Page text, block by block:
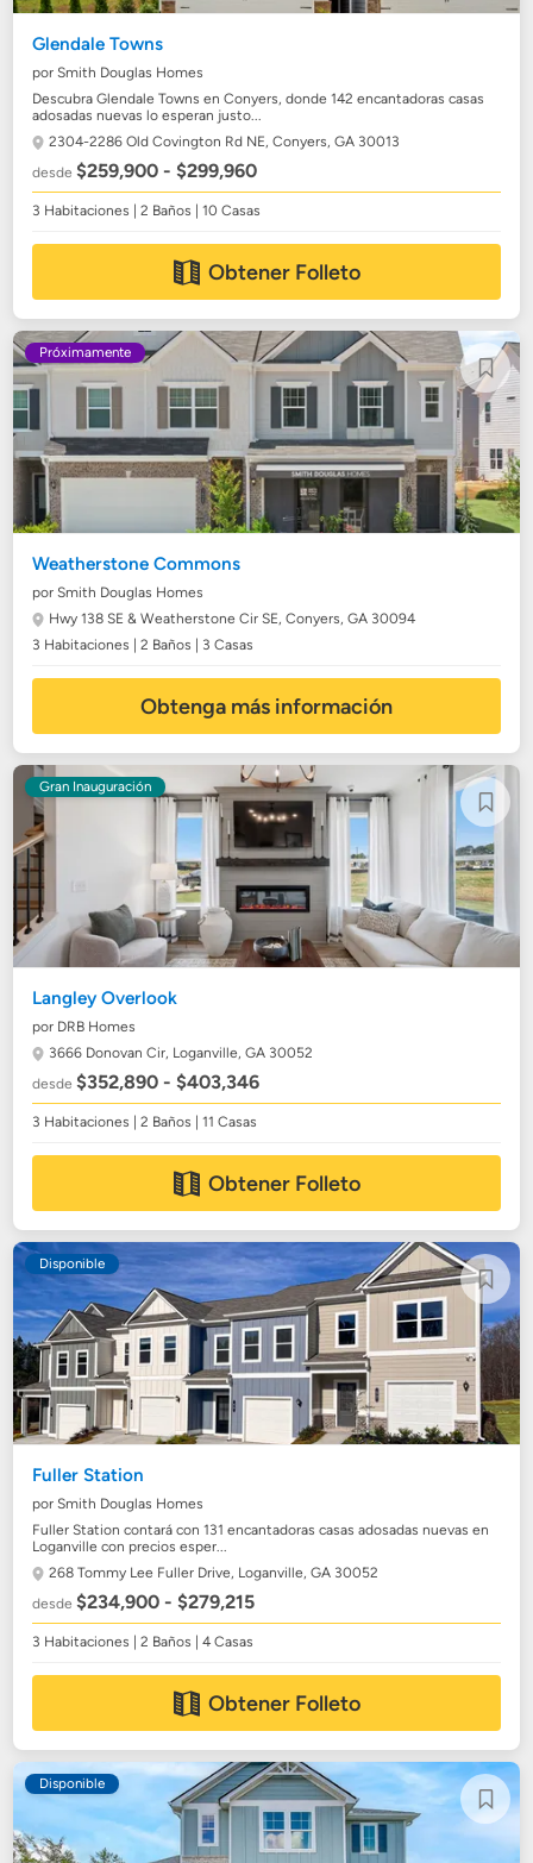
Glendale Towns
por Smith Douglas Homes
Descubra Glendale Towns en Conyers, donde 142 encantadoras casas
adosadas nuevas lo esperan justo...
2304-2286 Old Covington Rd NE,Conyers, GA 30013
desde$259,900 - $299,960
3 Habitaciones | 2 Baños | 10 Casas
Obtener Folleto
Próximamente
Weatherstone Commons
por Smith Douglas Homes
Hwy 138 SE & Weatherstone Cir SE,Conyers, GA 30094
3 Habitaciones | 2 Baños | 3 Casas
Obtenga más información
Gran Inauguración
Langley Overlook
por DRB Homes
3666 Donovan Cir, Loganville, GA 30052
desde$352,890 - $403,346
3 Habitaciones | 2 Baños | 11 Casas
Obtener Folleto
Disponible
Fuller Station
por Smith Douglas Homes
Fuller Station contará con 131 encantadoras casas adosadas nuevas en
Loganville con precios esper...
268 Tommy Lee Fuller Drive, Loganville, GA 30052
desde$234,900 - $279,215
3 Habitaciones | 2 Baños | 4 Casas
Obtener Folleto
Disponible